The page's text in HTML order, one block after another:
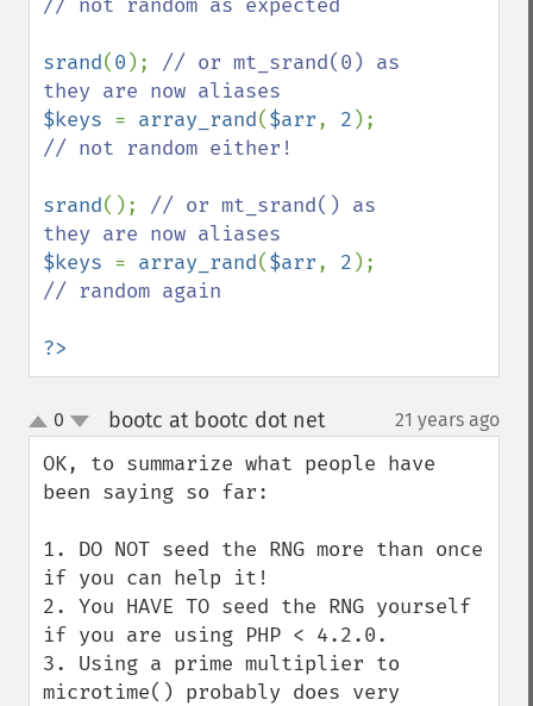
// not random as expected
srand(0 ); // or mt_srand(0) as
$keys = array_rand($arr, 2
// not random either!
srand(); // or mt_srand() as
$keys = array_rand($arr, 2
// random again
?>
up
down
0 bootc at bootc dot net¶ 21 years ago
OK, to summarize what people have
been saying so far:
1. DO NOT seed the RNG more than once
if you can help it!
2. You HAVE TO seed the RNG yourself
if you are using PHP < 4.2.0.
3. Using a prime multiplier to
microtime() probably does very